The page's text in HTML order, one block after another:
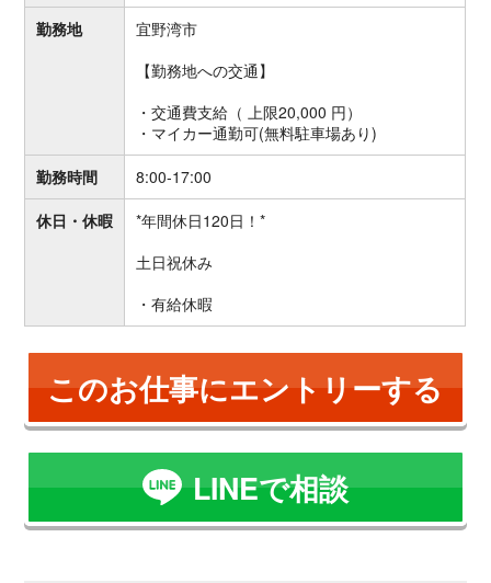
勤務地
宜野湾市
【勤務地への交通】
・交通費支給（ 上限20,000 円）
・マイカー通勤可(無料駐車場あり)
勤務時間
8:00‐17:00
休日・休暇
*年間休日120日！*
土日祝休み
・有給休暇
このお仕事にエントリーする
LINEで相談